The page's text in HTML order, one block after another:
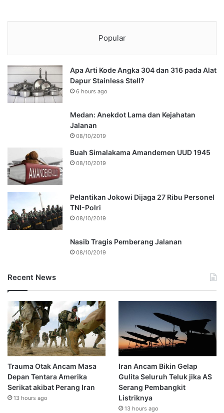
Popular
Apa Arti Kode Angka 304 dan 316 pada Alat
Dapur Stainless Stell?
6 hours ago
Medan: Anekdot Lama dan Kejahatan
Jalanan
08/10/2019
Buah Simalakama Amandemen UUD 1945
08/10/2019
Pelantikan Jokowi Dijaga 27 Ribu Personel
TNI-Polri
08/10/2019
Nasib Tragis Pemberang Jalanan
08/10/2019
Recent News
Trauma Otak Ancam Masa
Depan Tentara Amerika
Serikat akibat Perang Iran
13 hours ago
Iran Ancam Bikin Gelap
Gulita Seluruh Teluk jika AS
Serang Pembangkit
Listriknya
13 hours ago